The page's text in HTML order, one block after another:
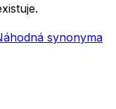
synonyma